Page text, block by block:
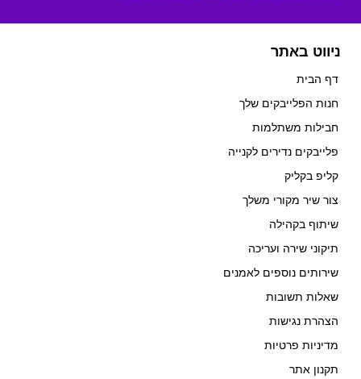
ניווט באתר
דף הבית
חנות הפלייבקים שלך
חבילות משתלמות
פלייבקים נדירים לקנייה
קליפ בקליק
צור שיר מקורי משלך
שיתוף בקהילה
תיקוני שירה ועריכה
שירותים נוספים לאמנים
שאלות תשובות
הצהרת נגישות
מדיניות פרטיות
תקנון אתר